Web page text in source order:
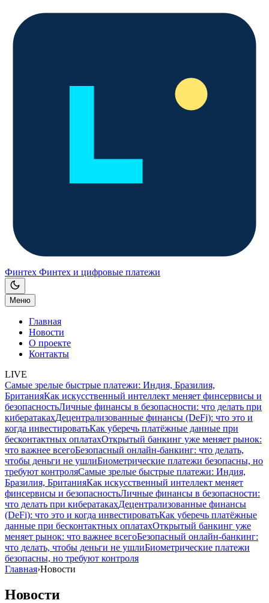
Финтех Финтех и цифровые платежи
Меню
Главная
Новости
О проекте
Контакты
LIVE
Самые зрелые быстрые платежи: Индия, Бразилия,
БританияКак искусственный интеллект меняет финсервисы и
безопасностьЛичные финансы в безопасности: что делать при
кибератакахДецентрализованные финансы (DeFi): что это и
когда инвестироватьКак уберечь платёжные данные при
бесконтактных оплатахОткрытый банкинг уже меняет рынок:
что важнее всегоБезопасный онлайн-банкинг: что делать,
чтобы деньги не ушлиБиометрические платежи безопасны, но
требуют контроляСамые зрелые быстрые платежи: Индия,
Бразилия, БританияКак искусственный интеллект меняет
финсервисы и безопасностьЛичные финансы в безопасности:
что делать при кибератакахДецентрализованные финансы
(DeFi): что это и когда инвестироватьКак уберечь платёжные
данные при бесконтактных оплатахОткрытый банкинг уже
меняет рынок: что важнее всегоБезопасный онлайн-банкинг:
что делать, чтобы деньги не ушлиБиометрические платежи
безопасны, но требуют контроля
Главная›Новости
Новости